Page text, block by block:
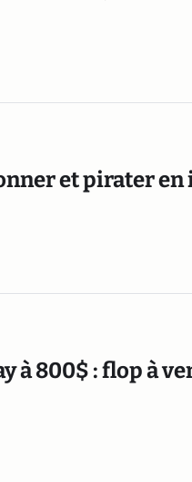
et pirater
à 800$ : flop à